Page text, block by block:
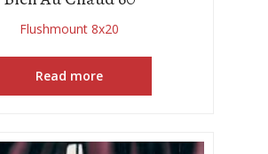
Flushmount 8x20
Read more